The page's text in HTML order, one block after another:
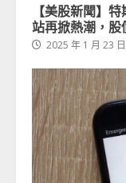
【美股新聞】
站再掀熱潮，股
2025 年 1 月 23 日